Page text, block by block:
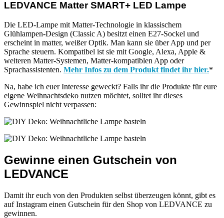
LEDVANCE Matter SMART+ LED Lampe
Die LED-Lampe mit Matter-Technologie in klassischem
Glühlampen-Design (Classic A) besitzt einen E27-Sockel und
erscheint in matter, weißer Optik. Man kann sie über App und per
Sprache steuern. Kompatibel ist sie mit Google, Alexa, Apple &
weiteren Matter-Systemen, Matter-kompatiblen App oder
Sprachassistenten. Mehr Infos zu dem Produkt findet ihr hier.*
Na, habe ich euer Interesse geweckt? Falls ihr die Produkte für eure
eigene Weihnachtsdeko nutzen möchtet, solltet ihr dieses
Gewinnspiel nicht verpassen:
Gewinne einen Gutschein von
LEDVANCE
Damit ihr euch von den Produkten selbst überzeugen könnt, gibt es
auf Instagram einen Gutschein für den Shop von LEDVANCE zu
gewinnen.